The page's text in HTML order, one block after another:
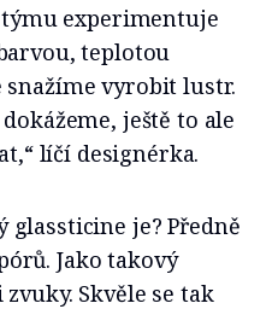
experimentuje
teplotou
snažíme vyrobit lustr.
ještě to ale
líčí designérka.
glassticine je? Předně
Jako takový
Skvěle se tak